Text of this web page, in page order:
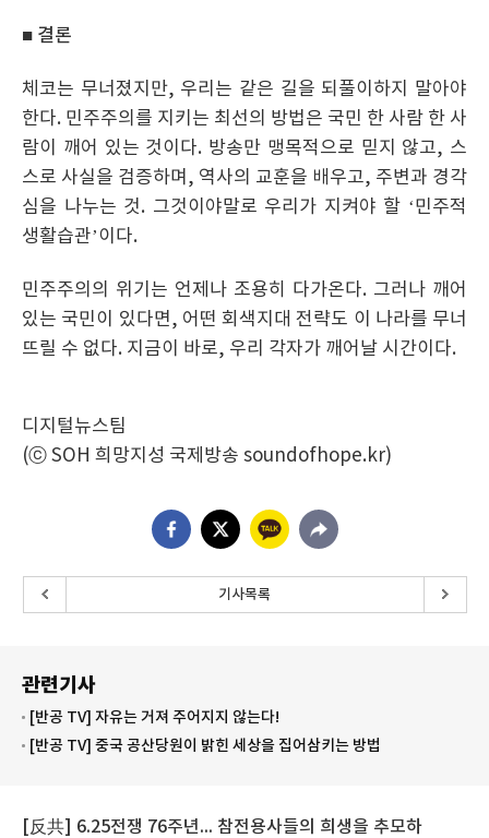
■ 결론
체코는 무너졌지만, 우리는 같은 길을 되풀이하지 말아야
한다. 민주주의를 지키는 최선의 방법은 국민 한 사람 한 사
람이 깨어 있는 것이다. 방송만 맹목적으로 믿지 않고, 스
스로 사실을 검증하며, 역사의 교훈을 배우고, 주변과 경각
심을 나누는 것. 그것이야말로 우리가 지켜야 할 ‘민주적
생활습관’이다.
민주주의의 위기는 언제나 조용히 다가온다. 그러나 깨어
있는 국민이 있다면, 어떤 회색지대 전략도 이 나라를 무너
뜨릴 수 없다. 지금이 바로, 우리 각자가 깨어날 시간이다.
디지털뉴스팀
(ⓒ SOH 희망지성 국제방송 soundofhope.kr)
기사목록
관련기사
[반공 TV] 자유는 거져 주어지지 않는다!
[반공 TV] 중국 공산당원이 밝힌 세상을 집어삼키는 방법
[反共] 6.25전쟁 76주년... 참전용사들의 희생을 추모하